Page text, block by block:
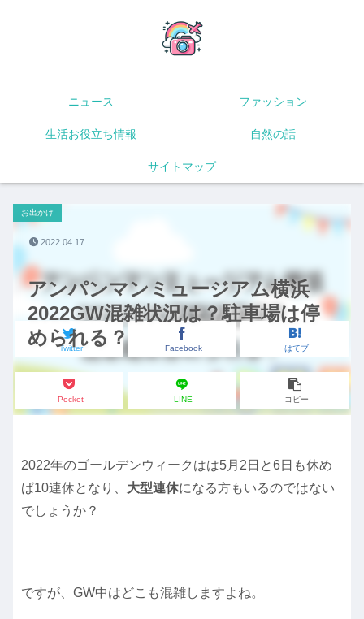
ニュース ファッション
生活お役立ち情報 自然の話
サイトマップ
アンパンマンミュージアム横浜
2022GW混雑状況は？駐車場は停
められる？
お出かけ
Twitter Facebook はてブ
Pocket LINE コピー
2022.04.17
2022年のゴールデンウィークはは5月2日と6日も休め
ば10連休となり、 大型連休になる方もいるのではない
でしょうか？
ですが、GW中はどこも混雑しますよね。